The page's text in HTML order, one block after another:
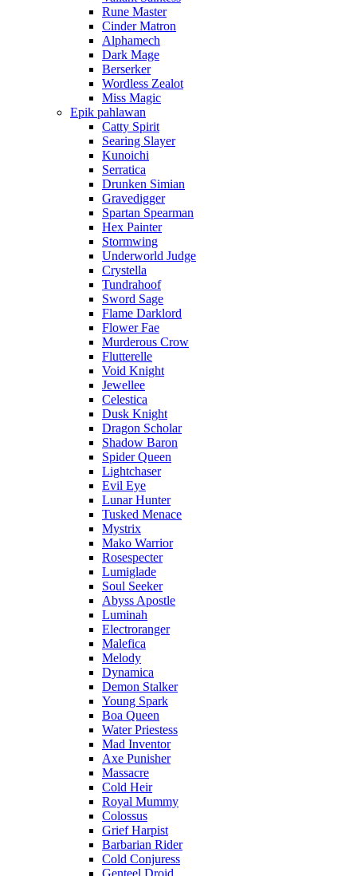
Rune Master
Cinder Matron
Alphamech
Dark Mage
Berserker
Wordless Zealot
Miss Magic
Epik pahlawan
Catty Spirit
Searing Slayer
Kunoichi
Serratica
Drunken Simian
Gravedigger
Spartan Spearman
Hex Painter
Stormwing
Underworld Judge
Crystella
Tundrahoof
Sword Sage
Flame Darklord
Flower Fae
Murderous Crow
Flutterelle
Void Knight
Jewellee
Celestica
Dusk Knight
Dragon Scholar
Shadow Baron
Spider Queen
Lightchaser
Evil Eye
Lunar Hunter
Tusked Menace
Mystrix
Mako Warrior
Rosespecter
Lumiglade
Soul Seeker
Abyss Apostle
Luminah
Electroranger
Malefica
Melody
Dynamica
Demon Stalker
Young Spark
Boa Queen
Water Priestess
Mad Inventor
Axe Punisher
Massacre
Cold Heir
Royal Mummy
Colossus
Grief Harpist
Barbarian Rider
Cold Conjuress